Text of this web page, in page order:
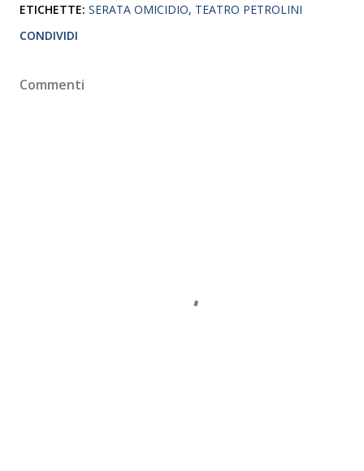
ETICHETTE: SERATA OMICIDIO TEATRO PETROLINI
CONDIVIDI
Commenti